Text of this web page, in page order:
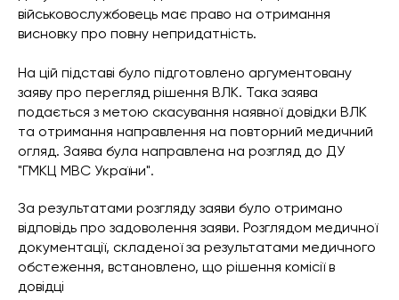
військовослужбовець має право на отримання
висновку про повну непридатність.
На цій підставі було підготовлено аргументовану
заяву про перегляд рішення ВЛК. Така заява
подається з метою скасування наявної довідки ВЛК
та отримання направлення на повторний медичний
огляд. Заява була направлена на розгляд до ДУ
"ГМКЦ МВС України".
За результатами розгляду заяви було отримано
відповідь про задоволення заяви. Розглядом медичної
документації, складеної за результатами медичного
обстеження, встановлено, що рішення комісії в
довідці